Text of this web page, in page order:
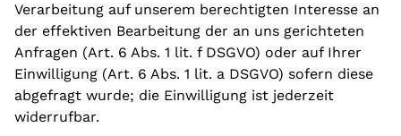
Verarbeitung auf unserem berechtigten Interesse an
der effektiven Bearbeitung der an uns gerichteten
Anfragen (Art. 6 Abs. 1 lit. f DSGVO) oder auf Ihrer
Einwilligung (Art. 6 Abs. 1 lit. a DSGVO) sofern diese
abgefragt wurde; die Einwilligung ist jederzeit
widerrufbar.